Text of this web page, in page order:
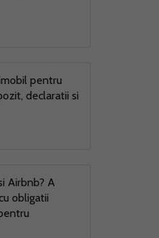
pentru
declaratii si
Airbnb? A
obligatii